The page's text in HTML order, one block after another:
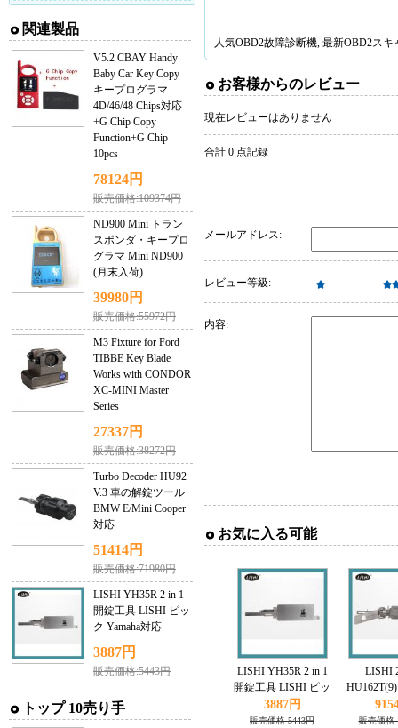
関連製品
V5.2 CBAY Handy
Baby Car Key Copy
キープログラマ
4D/46/48 Chips対応
+G Chip Copy
Function+G Chip
10pcs
78124円
販売価格:109374円
ND900 Mini トラン
スポンダ・キープロ
グラマ Mini ND900
(月末入荷)
39980円
販売価格:55972円
M3 Fixture for Ford
TIBBE Key Blade
Works with CONDOR
XC-MINI Master
Series
27337円
販売価格:38272円
Turbo Decoder HU92
V.3 車の解錠ツール
BMW E/Mini Cooper
対応
51414円
販売価格:71980円
LISHI YH35R 2 in 1
開錠工具 LISHI ピッ
ク Yamaha対応
3887円
販売価格:5443円
トップ 10売り手
人気OBD2故障診断機, 最新OBD2スキ
お客様からのレビュー
現在レビューはありません
合計 0 点記録
メールアドレス:
レビュー等級:
内容:
お気に入る可能
LISHI YH35R 2 in 1
開錠工具 LISHI ピッ
ク Yamaha対応
3887円
販売価格 5443円
LISHI
クとデコ
応
販売価格